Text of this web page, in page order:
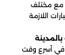
مع مختلف
اللازمة
في أسرع وقت